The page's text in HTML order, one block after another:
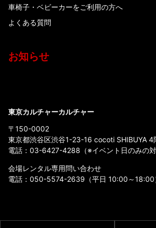
車椅子・ベビーカーをご利用の方へ
よくある質問
お知らせ
東京カルチャーカルチャー
〒150-0002
東京都渋谷区渋谷1-23-16 cocoti SHIBUYA 4
電話： 03-6427-4288 （※イベント日のみの
会場レンタル専用問い合わせ
電話： 050-5574-2639 （平日 10:00～18:00